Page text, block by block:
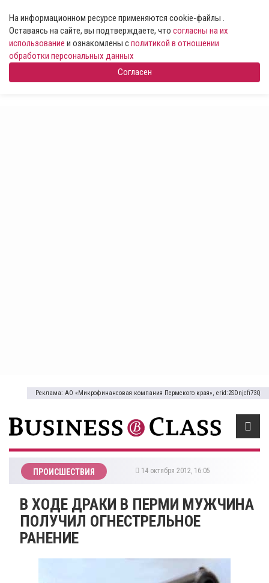
На информационном ресурсе применяются cookie-файлы .
Оставаясь на сайте, вы подтверждаете, что согласны на их
использование и ознакомлены сполитикой в отношении
обработки персональных данных
Согласен
Реклама: АО «Микрофинансовая компания Пермского края», erid:2SDnjcfi73Q
ПРОИСШЕСТВИЯ 14 октября 2012, 16:05
В ХОДЕ ДРАКИ В ПЕРМИ МУЖЧИНА
ПОЛУЧИЛ ОГНЕСТРЕЛЬНОЕ
РАНЕНИЕ